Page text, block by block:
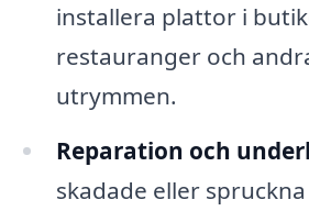
installera plattor i
restauranger och
utrymmen.
Reparation och
skadade eller